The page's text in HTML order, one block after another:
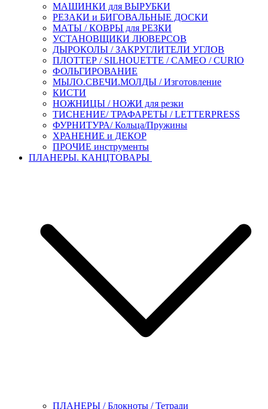
МАШИНКИ для ВЫРУБКИ
РЕЗАКИ и БИГОВАЛЬНЫЕ ДОСКИ
МАТЫ / КОВРЫ для РЕЗКИ
УСТАНОВЩИКИ ЛЮВЕРСОВ
ДЫРОКОЛЫ / ЗАКРУГЛИТЕЛИ УГЛОВ
ПЛОТТЕР / SILHOUETTE / CAMEO / CURIO
ФОЛЬГИРОВАНИЕ
МЫЛО.СВЕЧИ.МОЛДЫ / Изготовление
КИСТИ
НОЖНИЦЫ / НОЖИ для резки
ТИСНЕНИЕ/ ТРАФАРЕТЫ / LETTERPRESS
ФУРНИТУРА/ Кольца/Пружины
ХРАНЕНИЕ и ДЕКОР
ПРОЧИЕ инструменты
ПЛАНЕРЫ. КАНЦТОВАРЫ
ПЛАНЕРЫ / Блокноты / Тетради